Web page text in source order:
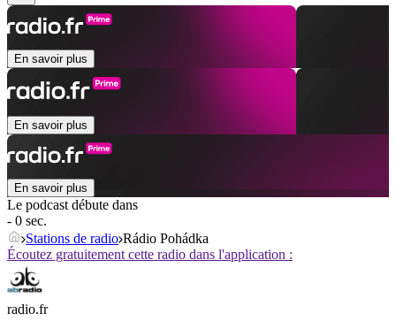
En savoir plus
En savoir plus
En savoir plus
Le podcast débute dans
- 0 sec.
Stations de radio Rádio Pohádka
Écoutez gratuitement cette radio dans l'application :
radio.fr